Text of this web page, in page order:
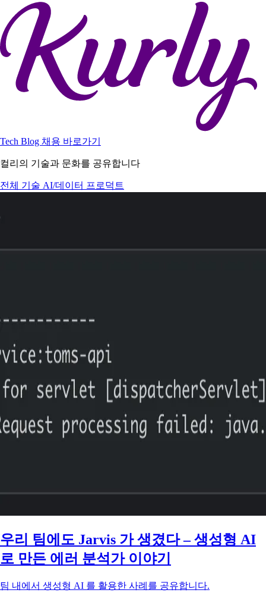
Tech Blog 채용 바로가기
컬리의 기술과 문화를 공유합니다
전체 기술 AI/데이터 프로덕트
우리 팀에도 Jarvis 가 생겼다 – 생성형 AI
로 만든 에러 분석가 이야기
팀 내에서 생성형 AI 를 활용한 사례를 공유합니다.